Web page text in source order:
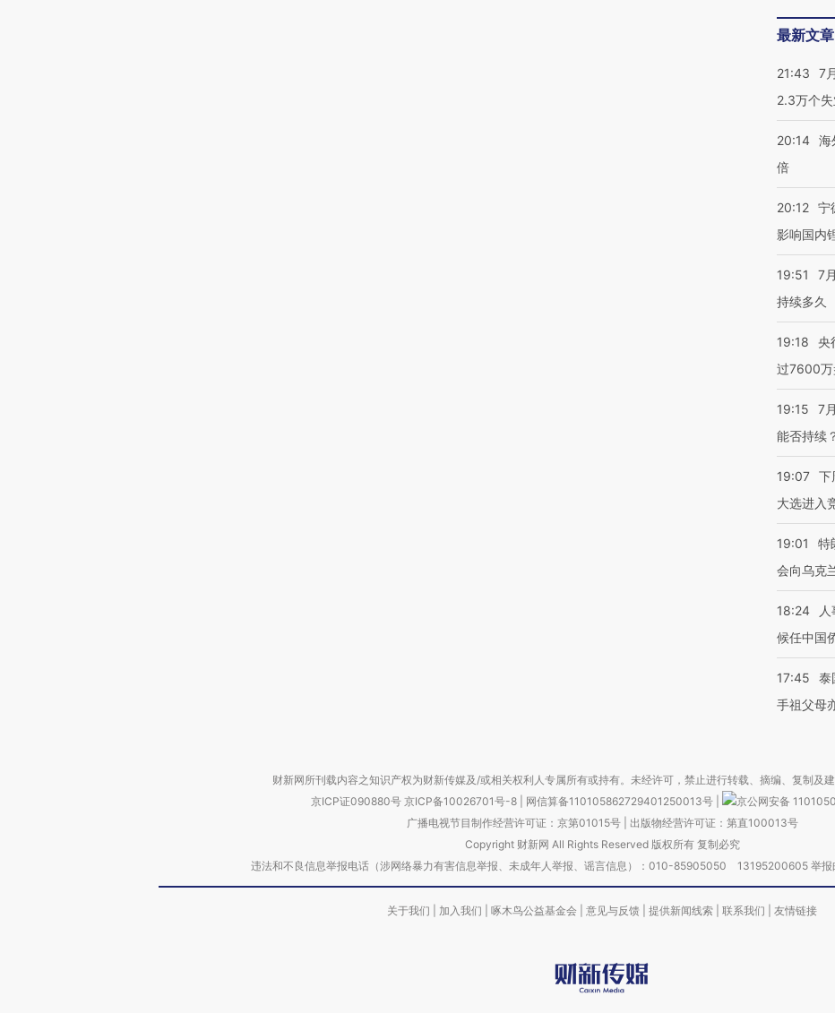
最新文章
21:43
7
2.3万个
20:14 海
倍
20:12 宁
影响国内
19:51
7
持续多久
19:18
央
过7600万
19:15
7
能否持续
19:07 下
大选进入
19:01
特
会向乌克
18:24
候任中国
17:45
泰
手祖父母
财新网所刊载内容之知识产权为财新传媒及/或相关权利人专属所有或持有。未经许可，禁止进行转载、摘编、复制及建
京ICP证090880号 京ICP备10026701号-8 网信算备110105862729401250013号
京公网安备
广播电视节目制作经营许可证：京第01015号| 出版物经营许可证：第直100013号
Copyright 财新网 All Rights Reserved 版权所有 复制必究
违法和不良信息举报电话（涉网络暴力有害信息举报、未成年人举报、谣言信息）：010-85905050 13195200605 举
关于我们 加入我们 啄木鸟公益基金会 意见与反馈 提供新闻线索 联系我们 友情链接